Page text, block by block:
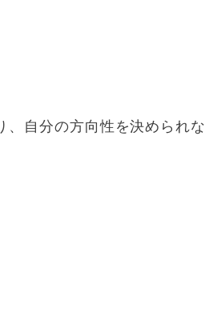
、自分の方向性を決められな